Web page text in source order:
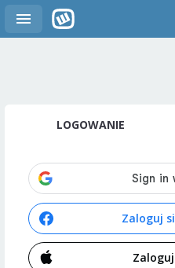
LOGOWANIE
Zaloguj